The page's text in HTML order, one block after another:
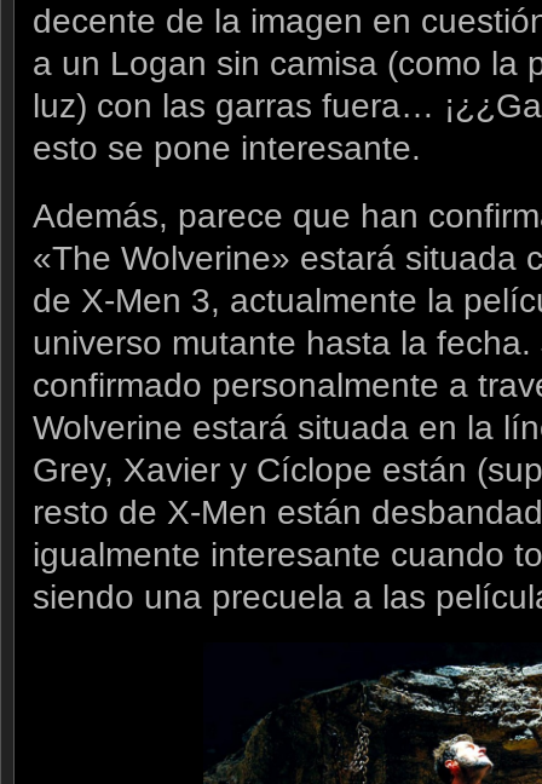
decente de la imagen en
a un Logan sin camisa (como la
luz) con las garras fuera…
esto se pone interesante.
Además, parece que han
«The Wolverine» estará situada
de X-Men 3, actualmente la
universo mutante hasta la
confirmado personalmente a
Wolverine estará situada en la
Grey, Xavier y Cíclope están
resto de X-Men están
igualmente interesante cuando
siendo una precuela a las